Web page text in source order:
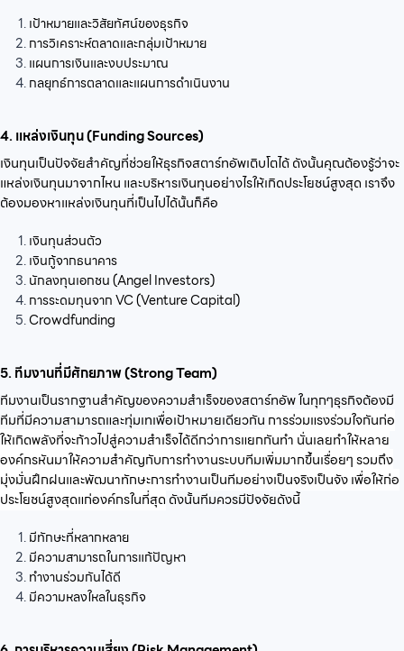
เป้าหมายและวิสัยทัศน์ของธุรกิจ
การวิเคราะห์ตลาดและกลุ่มเป้าหมาย
แผนการเงินและงบประมาณ
กลยุทธ์การตลาดและแผนการดำเนินงาน
4. แหล่งเงินทุน (Funding Sources)
เงินทุนเป็นปัจจัยสำคัญที่ช่วยให้ธุรกิจสตาร์ทอัพเติบโตได้ ดังนั้นคุณต้องรู้ว่าจะ
แหล่งเงินทุนมาจากไหน และบริหารเงินทุนอย่างไรให้เกิดประโยชน์สูงสุด เราจึง
ต้องมองหาแหล่งเงินทุนที่เป็นไปได้นั้นก็คือ
เงินทุนส่วนตัว
เงินกู้จากธนาคาร
นักลงทุนเอกชน (Angel Investors)
การระดมทุนจาก VC (Venture Capital)
Crowdfunding
5. ทีมงานที่มีศักยภาพ (Strong Team)
ทีมงานเป็นรากฐานสำคัญของความสำเร็จของสตาร์ทอัพ ในทุกๆธุรกิจต้องมี
ทีมที่มีความสามารถและทุ่มเทเพื่อเป้าหมายเดียวกัน การร่วมแรงร่วมใจกันก่อ
ให้เกิดพลังที่จะก้าวไปสู่ความสำเร็จได้ดีกว่าการแยกกันทำ นั่นเลยทำให้หลาย
องค์กรหันมาให้ความสำคัญกับการทำงานระบบทีมเพิ่มมากขึ้นเรื่อยๆ รวมถึง
มุ่งมั่นฝึกฝนและพัฒนาทักษะการทำงานเป็นทีมอย่างเป็นจริงเป็นจัง เพื่อให้ก่อ
ประโยชน์สูงสุดแก่องค์กรในที่สุด ดังนั้นทีมควรมีปัจจัยดังนี้
มีทักษะที่หลากหลาย
มีความสามารถในการแก้ปัญหา
ทำงานร่วมกันได้ดี
มีความหลงใหลในธุรกิจ